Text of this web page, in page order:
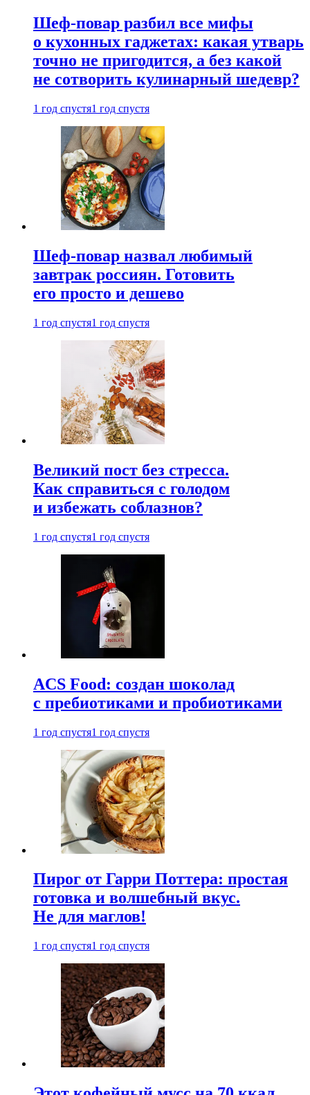
Шеф-повар разбил все мифы
о кухонных гаджетах: какая утварь
точно не пригодится, а без какой
не сотворить кулинарный шедевр?
1 год спустя1 год спустя
Шеф-повар назвал любимый
завтрак россиян. Готовить
его просто и дешево
1 год спустя1 год спустя
Великий пост без стресса.
Как справиться с голодом
и избежать соблазнов?
1 год спустя1 год спустя
ACS Food: создан шоколад
с пребиотиками и пробиотиками
1 год спустя1 год спустя
Пирог от Гарри Поттера: простая
готовка и волшебный вкус.
Не для маглов!
1 год спустя1 год спустя